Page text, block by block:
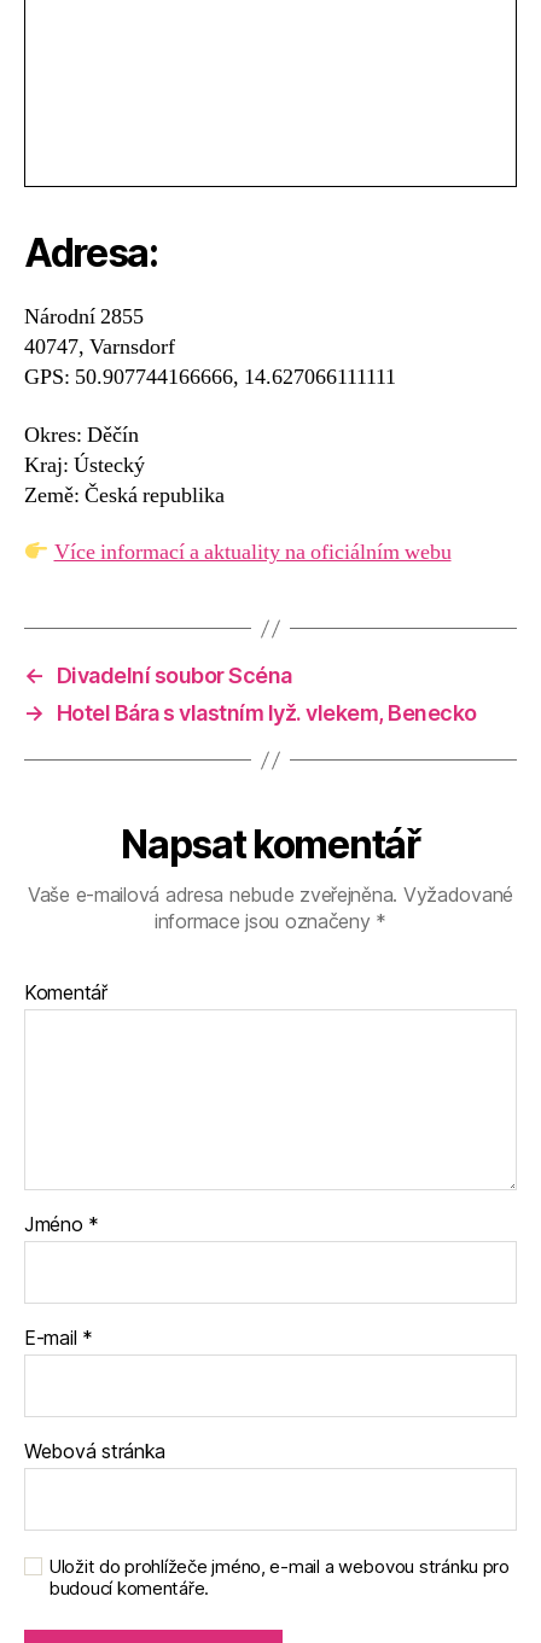
Adresa:
Národní 2855
40747, Varnsdorf
GPS: 50.907744166666, 14.627066111111
Okres: Děčín
Kraj: Ústecký
Země: Česká republika
Více informací a aktuality na oficiálním webu
←
Divadelní soubor Scéna
→
Hotel Bára s vlastním lyž. vlekem, Benecko
Napsat komentář
Vaše e-mailová adresa nebude zveřejněna. Vyžadované
informace jsou označeny *
Komentář
Jméno *
E-mail *
Webová stránka
Uložit do prohlížeče jméno, e-mail a webovou stránku pro
budoucí komentáře.